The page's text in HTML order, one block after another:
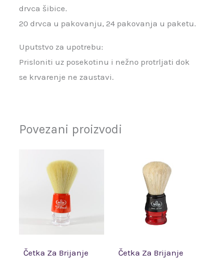
drvca šibice.
20 drvca u pakovanju, 24 pakovanja u paketu.
Uputstvo za upotrebu:
Prisloniti uz posekotinu i nežno protrljati dok
se krvarenje ne zaustavi.
Povezani proizvodi
Četka Za Brijanje
Četka Za Brijanje